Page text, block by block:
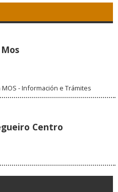
- Información e Trámites
Centro